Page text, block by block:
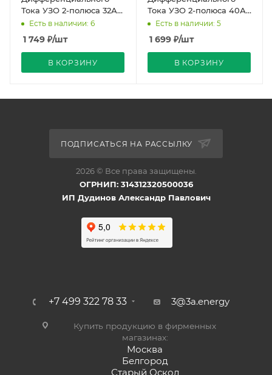
Тока УЗО 2-полюса 32А
74х36х82мм 30мA ВД1-63
4,5кА IEK
Есть в наличии: 6
1 749 ₽/шт
В КОРЗИНУ
Тока УЗО 2-полюса 40А
74х36х82мм 30мA ВД1-63
4,5кА IEK
Есть в наличии: 5
1 699 ₽/шт
В КОРЗИНУ
ПОДПИСАТЬСЯ НА РАССЫЛКУ
2026 © Все права защищены.
ОГРНИП: 314312320500036
ИП Дудинов Александр Павлович
+7 499 322 78 33 3@3a.energy
Купить продукцию в фирменных
магазинах:
Москва
Белгород
Старый Оскол